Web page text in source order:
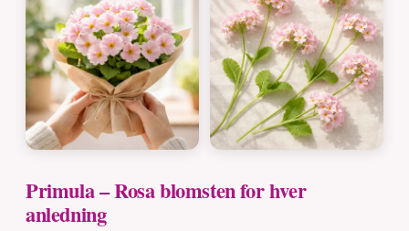
Primula – Rosa blomsten for hver
anledning